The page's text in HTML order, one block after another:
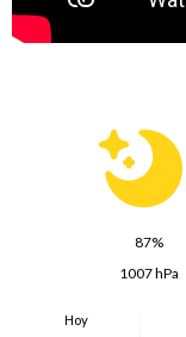
87%
1007 hPa
Hoy